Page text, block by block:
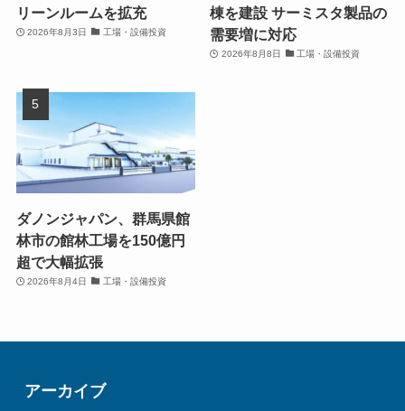
リーンルームを拡充
2026年8月3日 工場・設備投資
棟を建設 サーミスタ製品の
需要増に対応
2026年8月8日 工場・設備投資
ダノンジャパン、群馬県館
林市の館林工場を150億円
超で大幅拡張
2026年8月4日 工場・設備投資
アーカイブ